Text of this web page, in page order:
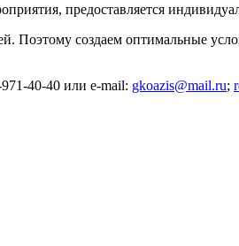
предоставляется
создаем оптимальные
40-40 или e-mail: gkoazis@mail.ru;